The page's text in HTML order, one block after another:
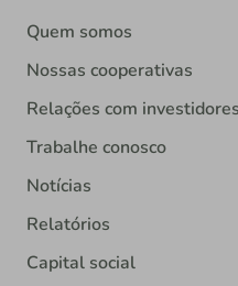
Quem somos
Nossas cooperativas
Relações com investidores
Trabalhe conosco
Notícias
Relatórios
Capital social